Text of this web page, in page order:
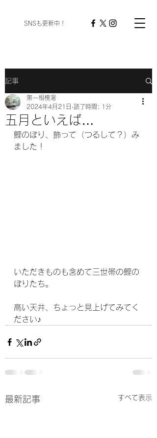
​ SNSも更新中！
記事
五月といえば…
第一相模湯
2024年4月21日 読了時間: 1分
鯉のぼり、飾って（つるして？）み
ました！
いただきものも含めて三世帯の鯉の
ぼりたち。
高い天井、ちょっと見上げてみてく
ださい♪
最新記事 すべて表示